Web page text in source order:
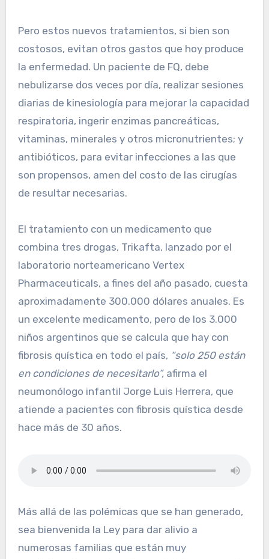
Pero estos nuevos tratamientos, si bien son
costosos, evitan otros gastos que hoy produce
la enfermedad. Un paciente de FQ, debe
nebulizarse dos veces por día, realizar sesiones
diarias de kinesiología para mejorar la capacidad
respiratoria, ingerir enzimas pancreáticas,
vitaminas, minerales y otros micronutrientes; y
antibióticos, para evitar infecciones a las que
son propensos, amen del costo de las cirugías
de resultar necesarias.
El tratamiento con un medicamento que
combina tres drogas, Trikafta, lanzado por el
laboratorio norteamericano Vertex
Pharmaceuticals, a fines del año pasado, cuesta
aproximadamente 300.000 dólares anuales. Es
un excelente medicamento, pero de los 3.000
niños argentinos que se calcula que hay con
fibrosis quística en todo el país, “solo 250 están
en condiciones de necesitarlo”,afirma el
neumonólogo infantil Jorge Luis Herrera, que
atiende a pacientes con fibrosis quística desde
hace más de 30 años.
Más allá de las polémicas que se han generado,
sea bienvenida la Ley para dar alivio a
numerosas familias que están muy